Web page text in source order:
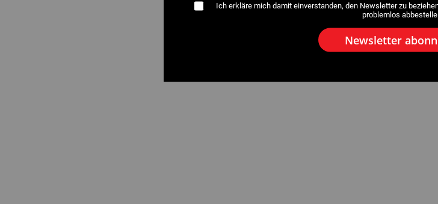
Ich erkläre mich damit einverstanden, den Newsletter zu
problemlos
Newsletter